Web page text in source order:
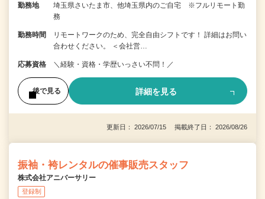
勤務地
埼玉県さいたま市、他埼玉県内のご自宅 ※フルリモート勤
務
勤務時間
リモートワークのため、完全自由シフトです！ 詳細はお問い
合わせください。 ＜会社営…
応募資格 ＼経験・資格・学歴いっさい不問！／
後で見る 詳細を見る
更新日： 2026/07/15 掲載終了日： 2026/08/26
振袖・袴レンタルの催事販売スタッフ
株式会社アニバーサリー
登録制